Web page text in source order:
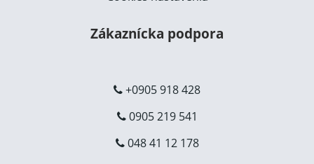
Zákaznícka podpora
+0905 918 428
0905 219 541
048 41 12 178